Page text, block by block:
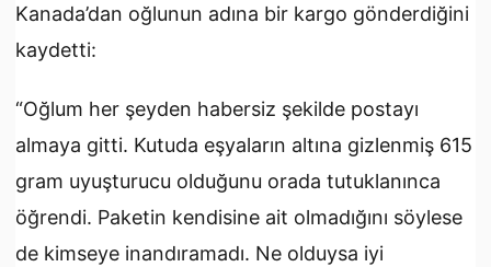
Kanada’dan oğlunun adına bir kargo gönderdiğini
kaydetti:
“Oğlum her şeyden habersiz şekilde postayı
almaya gitti. Kutuda eşyaların altına gizlenmiş 615
gram uyuşturucu olduğunu orada tutuklanınca
öğrendi. Paketin kendisine ait olmadığını söylese
de kimseye inandıramadı. Ne olduysa iyi